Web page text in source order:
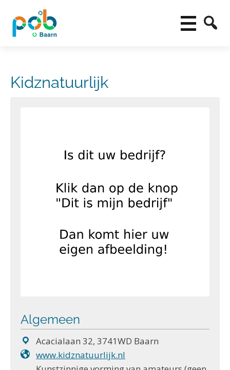
Kidznatuurlijk
Algemeen
Acacialaan 32, 3741WD Baarn
www.kidznatuurlijk.nl